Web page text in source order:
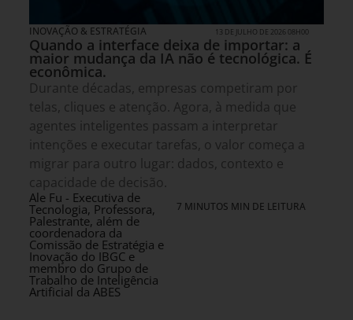
INOVAÇÃO & ESTRATÉGIA 13 DE JULHO DE 2026 08H00
Quando a interface deixa de importar: a
maior mudança da IA não é tecnológica. É
econômica.
Durante décadas, empresas competiram por
telas, cliques e atenção. Agora, à medida que
agentes inteligentes passam a interpretar
intenções e executar tarefas, o valor começa a
migrar para outro lugar: dados, contexto e
capacidade de decisão.
Ale Fu - Executiva de
Tecnologia, Professora,
Palestrante, além de
coordenadora da
Comissão de Estratégia e
Inovação do IBGC e
membro do Grupo de
Trabalho de Inteligência
Artificial da ABES
7 MINUTOS MIN DE LEITURA